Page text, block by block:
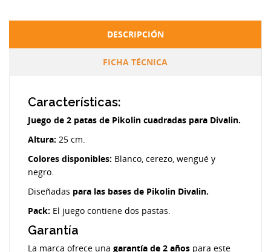
DESCRIPCIÓN
FICHA TÉCNICA
Características:
Juego de 2 patas de Pikolin cuadradas para Divalin.
Altura: 25 cm.
Colores disponibles: Blanco, cerezo, wengué y
negro.
Diseñadas para las bases de Pikolin Divalin.
Pack: El juego contiene dos pastas.
Garantía
La marca ofrece una garantía de 2 años para este